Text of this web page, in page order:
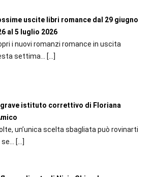
uscite libri romance dal 29 giugno
al 5 luglio 2026
i nuovi romanzi romance in uscita
settima... […]
istituto correttivo di Floriana
un’unica scelta sbagliata può rovinarti
[…]